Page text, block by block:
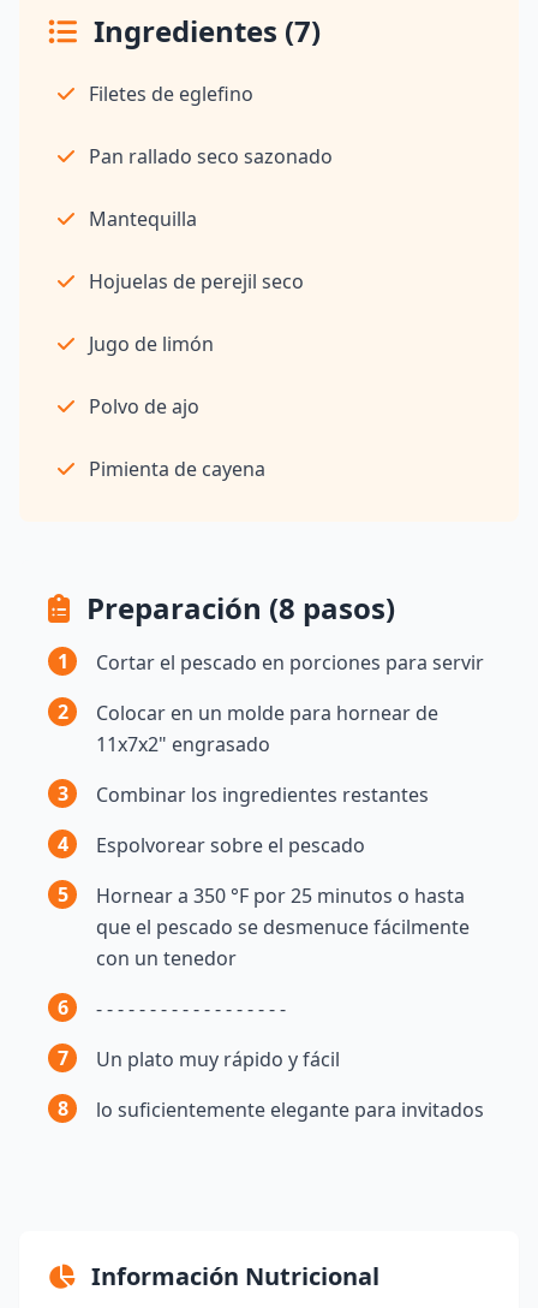
Ingredientes (7)
Filetes de eglefino
Pan rallado seco sazonado
Mantequilla
Hojuelas de perejil seco
Jugo de limón
Polvo de ajo
Pimienta de cayena
Preparación (8 pasos)
1
Cortar el pescado en porciones para servir
2
Colocar en un molde para hornear de
11x7x2" engrasado
3
Combinar los ingredientes restantes
4
Espolvorear sobre el pescado
5
Hornear a 350 °F por 25 minutos o hasta
que el pescado se desmenuce fácilmente
con un tenedor
6
- - - - - - - - - - - - - - - - - -
7
Un plato muy rápido y fácil
8
lo suficientemente elegante para invitados
Información Nutricional